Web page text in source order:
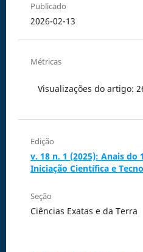
Publicado
2026-02-13
Métricas
Visualizações do artigo:
Edição
v. 18 n. 1 (2025): Anais do
Iniciação Científica e
Seção
Ciências Exatas e da Terra